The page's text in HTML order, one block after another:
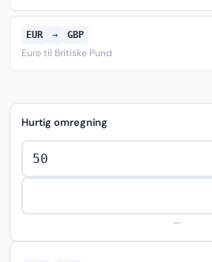
EUR → GBP
Euro til Britiske Pund
Hurtig omregning
—